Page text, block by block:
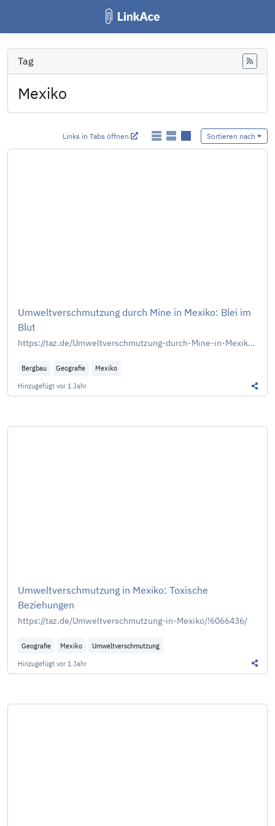
Tag
Mexiko
Links in Tabs öffnen Sortieren nach
Umweltverschmutzung durch Mine in Mexiko: Blei im
Blut
https://taz.de/Umweltverschmutzung-durch-Mine-in-Mexiko/!6063654/
Bergbau Geografie
Mexiko
Hinzugefügt vor 1 Jahr
Umweltverschmutzung in Mexiko: Toxische
Beziehungen
https://taz.de/Umweltverschmutzung-in-Mexiko/!6066436/
Geografie Mexiko
Umweltverschmutzung
Hinzugefügt vor 1 Jahr